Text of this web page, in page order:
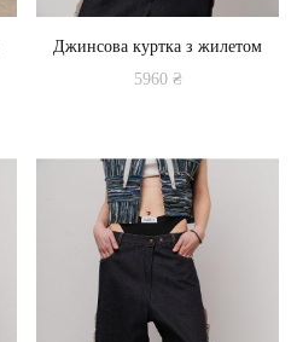
Джинсова куртка з жилетом
5960 ₴